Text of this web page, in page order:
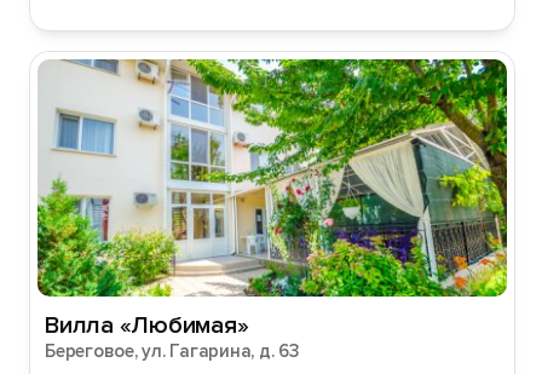
Вилла «Любимая»
Береговое, ул. Гагарина, д. 63